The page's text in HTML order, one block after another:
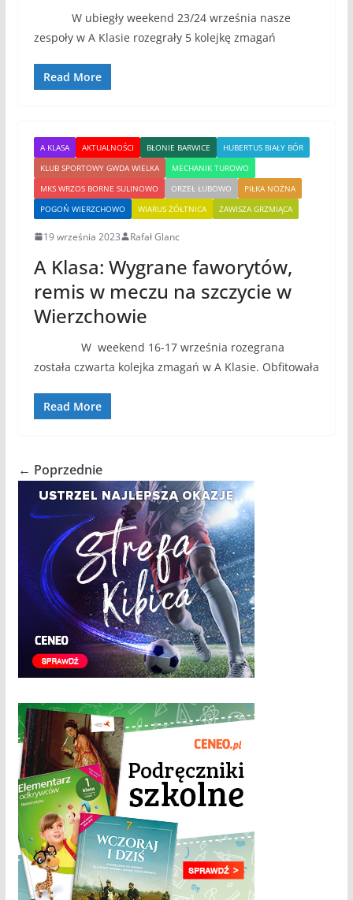
W ubiegły weekend 23/24 września nasze
zespoły w A Klasie rozegrały 5 kolejkę zmagań
Read More
A KLASA AKTUALNOŚCI BŁONIE BARWICE
HUBERTUS BIAŁY BÓR
KLUB SPORTOWY GWDA WIELKA
MECHANIK TUROWO
MKS WRZOS BORNE SULINOWO
ORZEŁ ŁUBOWO
PIŁKA NOŻNA
POGOŃ WIERZCHOWO
WIARUS ŻÓŁTNICA ZAWISZA GRZMIĄCA
19 września 2023 Rafał Glanc
A Klasa: Wygrane faworytów,
remis w meczu na szczycie w
Wierzchowie
W weekend 16-17 września rozegrana
została czwarta kolejka zmagań w A Klasie. Obfitowała
Read More
← Poprzednie